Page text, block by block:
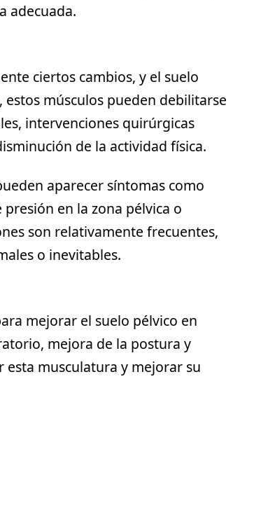
adecuada.
ciertos cambios, y el suelo
estos músculos pueden debilitarse
intervenciones quirúrgicas
de la actividad física.
aparecer síntomas como
en la zona pélvica o
son relativamente frecuentes,
o inevitables.
mejorar el suelo pélvico en
mejora de la postura y
esta musculatura y mejorar su